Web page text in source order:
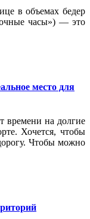
в объемах бедер
часы») — это
место для
времени на долгие
Хочется, чтобы
Чтобы можно